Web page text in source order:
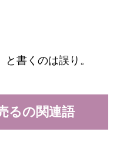
と書くのは誤り。
るの関連語